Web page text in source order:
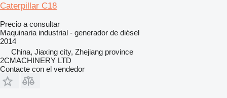
Caterpillar C18
Precio a consultar
Maquinaria industrial - generador de diésel
2014
China, Jiaxing city, Zhejiang province
2CMACHINERY LTD
Contacte con el vendedor